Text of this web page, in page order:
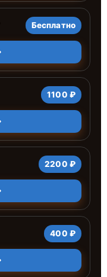
Бесплатно
1100 ₽
2200 ₽
400 ₽